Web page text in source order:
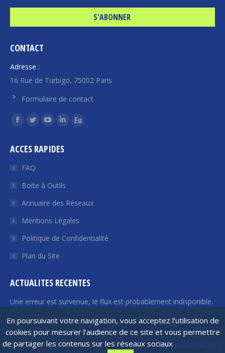
En poursuivant votre navigation, vous acceptez l’utilisation de
cookies pour mesurer l’audience de ce site et vous permettre
de partager les contenus sur les réseaux sociaux En savoir plus
CONTACT
Adresse :
16 Rue de Turbigo, 75002 Paris
Formulaire de contact
Trouvez nous sur :
La
Facebook
s'ouvre
une
nouvelle
fenêtre
La
Twitter
s'ouvre
une
nouvelle
fenêtre
La
YouTube
une
nouvelle
fenêtre
La
LinkedIn
une
nouvelle
fenêtre
La
nouvelle
fenêtre
ACCES RAPIDES
FAQ
Boite à Outils
Annuaire des Réseaux
Mentions Légales
Politique de Confidentialité
Plan du Site
ACTUALITES RECENTES
Une erreur est survenue, le flux est probablement indisponible.